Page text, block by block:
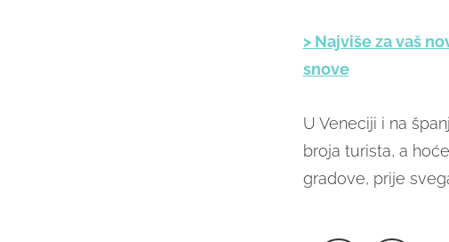
> Najviše za vaš
snove
U Veneciji i na
broja turista, a
gradove, prije